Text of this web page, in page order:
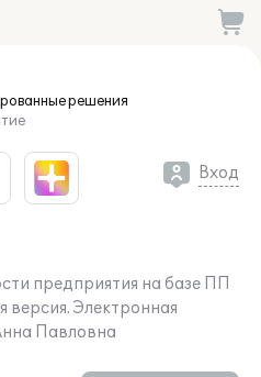
решения
Вход
предприятия на базе ПП
версия. Электронная
Павловна